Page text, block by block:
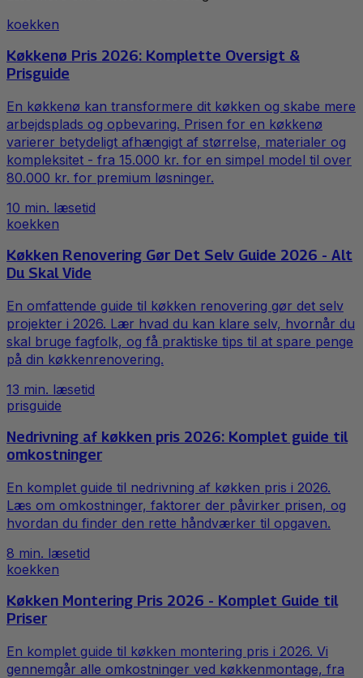
koekken
Køkkenø Pris 2026: Komplette Oversigt &
Prisguide
En køkkenø kan transformere dit køkken og skabe mere
arbejdsplads og opbevaring. Prisen for en køkkenø
varierer betydeligt afhængigt af størrelse, materialer og
kompleksitet - fra 15.000 kr. for en simpel model til over
80.000 kr. for premium løsninger.
10 min. læsetid
koekken
Køkken Renovering Gør Det Selv Guide 2026 - Alt
Du Skal Vide
En omfattende guide til køkken renovering gør det selv
projekter i 2026. Lær hvad du kan klare selv, hvornår du
skal bruge fagfolk, og få praktiske tips til at spare penge
på din køkkenrenovering.
13 min. læsetid
prisguide
Nedrivning af køkken pris 2026: Komplet guide til
omkostninger
En komplet guide til nedrivning af køkken pris i 2026.
Læs om omkostninger, faktorer der påvirker prisen, og
hvordan du finder den rette håndværker til opgaven.
8 min. læsetid
koekken
Køkken Montering Pris 2026 - Komplet Guide til
Priser
En komplet guide til køkken montering pris i 2026. Vi
gennemgår alle omkostninger ved køkkenmontage, fra